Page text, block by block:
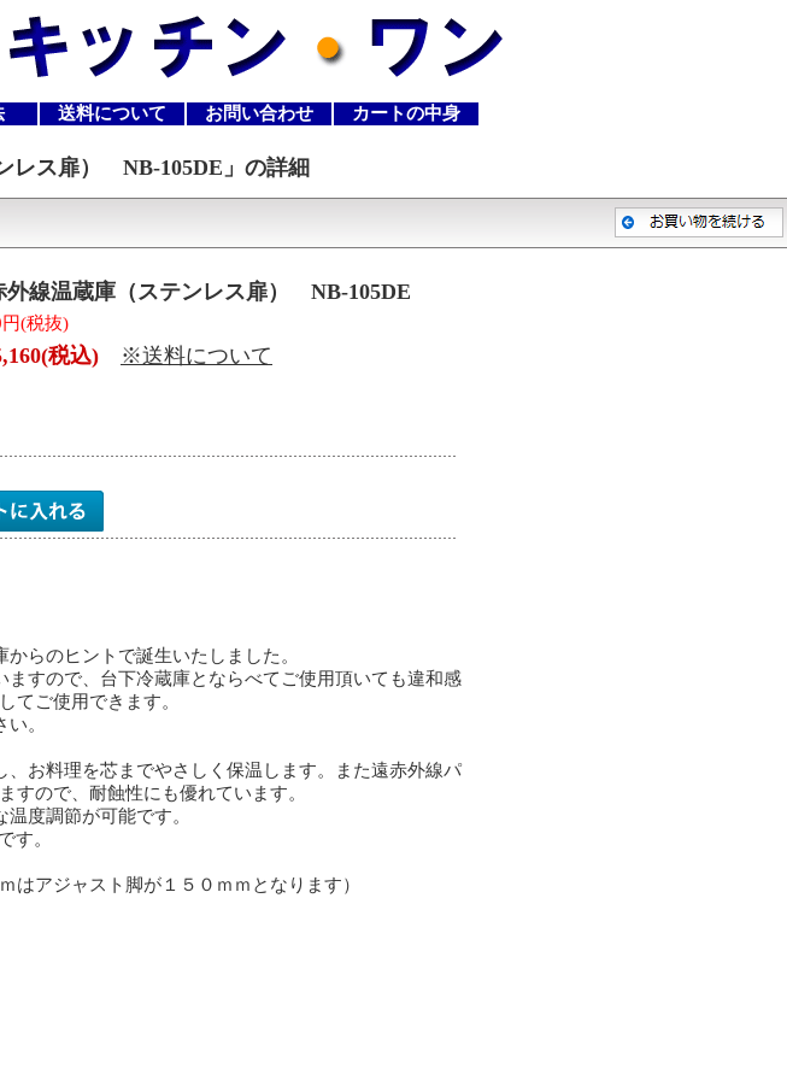
送料について お問い合わせ カートの中身
レス扉） NB-105DE 」の詳細
外線温蔵庫（ステンレス扉） NB-105DE
(税抜)
税込) ※送料について
らのヒントで誕生いたしました。
すので、台下冷蔵庫とならべてご使用頂いても違和感
てご使用できます。
。
お料理を芯までやさしく保温します。また遠赤外線パ
すので、耐蝕性にも優れています。
度調節が可能です。
す。
はアジャスト脚が１５０ｍｍとなります）